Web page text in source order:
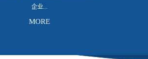
企业...
MORE